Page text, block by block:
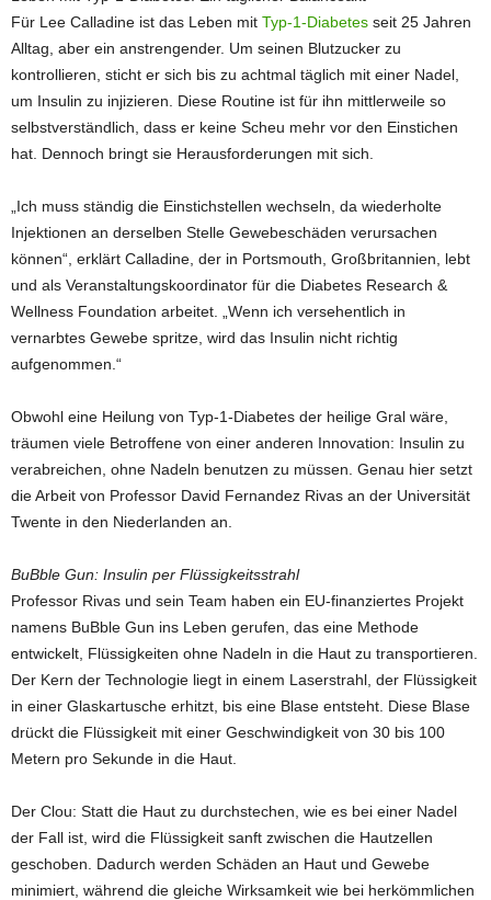
Für Lee Calladine ist das Leben mit Typ-1-Diabetes seit 25 Jahren
Alltag, aber ein anstrengender. Um seinen Blutzucker zu
kontrollieren, sticht er sich bis zu achtmal täglich mit einer Nadel,
um Insulin zu injizieren. Diese Routine ist für ihn mittlerweile so
selbstverständlich, dass er keine Scheu mehr vor den Einstichen
hat. Dennoch bringt sie Herausforderungen mit sich.
„Ich muss ständig die Einstichstellen wechseln, da wiederholte
Injektionen an derselben Stelle Gewebeschäden verursachen
können“, erklärt Calladine, der in Portsmouth, Großbritannien, lebt
und als Veranstaltungskoordinator für die Diabetes Research &
Wellness Foundation arbeitet. „Wenn ich versehentlich in
vernarbtes Gewebe spritze, wird das Insulin nicht richtig
aufgenommen.“
Obwohl eine Heilung von Typ-1-Diabetes der heilige Gral wäre,
träumen viele Betroffene von einer anderen Innovation: Insulin zu
verabreichen, ohne Nadeln benutzen zu müssen. Genau hier setzt
die Arbeit von Professor David Fernandez Rivas an der Universität
Twente in den Niederlanden an.
BuBble Gun: Insulin per Flüssigkeitsstrahl
Professor Rivas und sein Team haben ein EU-finanziertes Projekt
namens BuBble Gun ins Leben gerufen, das eine Methode
entwickelt, Flüssigkeiten ohne Nadeln in die Haut zu transportieren.
Der Kern der Technologie liegt in einem Laserstrahl, der Flüssigkeit
in einer Glaskartusche erhitzt, bis eine Blase entsteht. Diese Blase
drückt die Flüssigkeit mit einer Geschwindigkeit von 30 bis 100
Metern pro Sekunde in die Haut.
Der Clou: Statt die Haut zu durchstechen, wie es bei einer Nadel
der Fall ist, wird die Flüssigkeit sanft zwischen die Hautzellen
geschoben. Dadurch werden Schäden an Haut und Gewebe
minimiert, während die gleiche Wirksamkeit wie bei herkömmlichen